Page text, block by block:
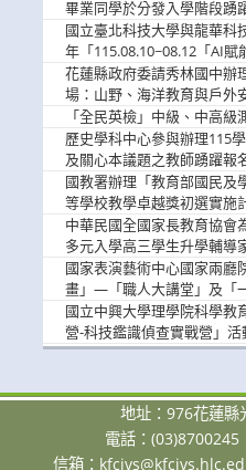
畢業同學於分發入學階段踴
國立臺北科技大學與龍華科
年「115.08.10~08.12「AI
歡迎學生踴躍報名參加
花蓮縣政府委請秀林國中辦
場：山野、海洋教育與戶外
參加
「全民英檢」中級、中高級
歷史學科中心參與辦理115
及關心本議題之教師踴躍報
國教署辦理「教育部國民及
等學校教學卓越獎初選實施
中華民國全國家長教育協會
多元入學高三學生升學輔導
國家表演藝術中心國家兩廳
畫」—「職人大講堂」及「
參與。
國立中興大學理學院科學教
營-科技鑑識偵查實戰營」
加。
地址：976花蓮縣
電話：(03)8700245
信箱：